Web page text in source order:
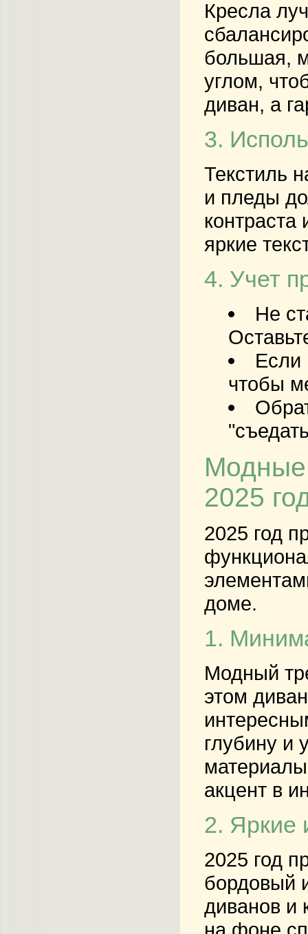
Кресла
большая,
углом,
диван, а
3.
Текстиль
и пледы
яркие
4. Учет
Не
Если
чтобы
Модные
2025
2025 год
доме.
1.
Модный
этом
глубину и
акцент в
2. Яркие
2025 год
бордовый
диванов и